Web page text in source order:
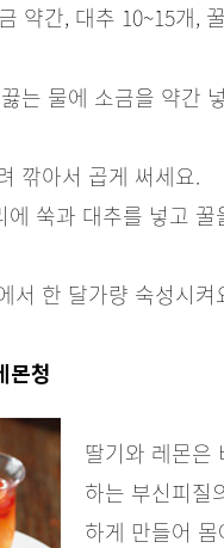
약간, 대추 10~15개,
는 물에 소금을 약간
깎아서 곱게 써세요.
쑥과 대추를 넣고
서 한 달가량 숙성시켜
몬청
딸기와 레몬은
하는 부신피질
하게 만들어